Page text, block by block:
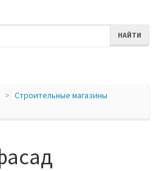
НАЙТИ
Строительные магазины